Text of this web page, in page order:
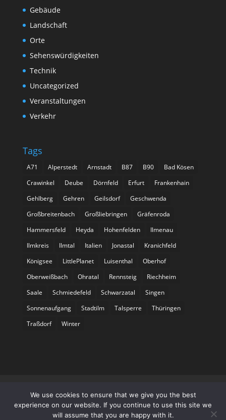
Gebäude
Landschaft
Orte
Sehenswürdigkeiten
Technik
Uncategorized
Veranstaltungen
Verkehr
Tags
A71 Alperstedt Arnstadt B87 B90
Bad Kösen
Crawinkel
Deube Dörnfeld Erfurt
Frankenhain
Gehlberg
Gehren Geilsdorf
Geschwenda
Großbreitenbach
Großliebringen
Gräfenroda
Hammersfeld
Heyda Hohenfelden
Ilmenau
Ilmkreis
Ilmtal Italien Jonastal
Kranichfeld
Königsee
LittlePlanet Luisenthal
Oberhof
Oberweißbach
Ohratal Rennsteig
Riechheim
Saale
Schmiedefeld Schwarzatal
Singen
Sonnenaufgang
Stadtilm Talsperre
Thüringen
Traßdorf
Winter
We use cookies to ensure that we give you the best
experience on our website. If you continue to use this site we
will assume that you are happy with it.